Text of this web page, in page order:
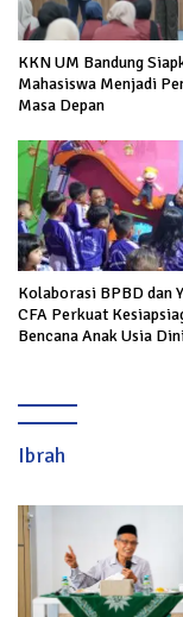
KKN UM Bandung
Mahasiswa Menjadi
Masa Depan
Kolaborasi BPBD dan
CFA Perkuat
Bencana Anak Usia
Ibrah